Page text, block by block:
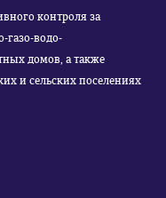
контроля за
газо-водо-
домов, а также
и сельских поселениях